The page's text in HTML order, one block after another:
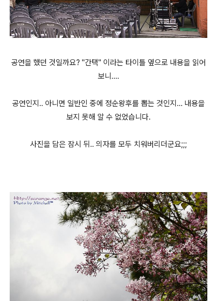
공연을 했던 것일까요? "간택" 이라는 타이틀 옆으로 내용을 읽어
보니....
공연인지.. 아니면 일반인 중에 정순왕후를 뽑는 것인지... 내용을
보지 못해 알 수 없었습니다.
사진을 담은 잠시 뒤.. 의자를 모두 치워버리더군요;;;